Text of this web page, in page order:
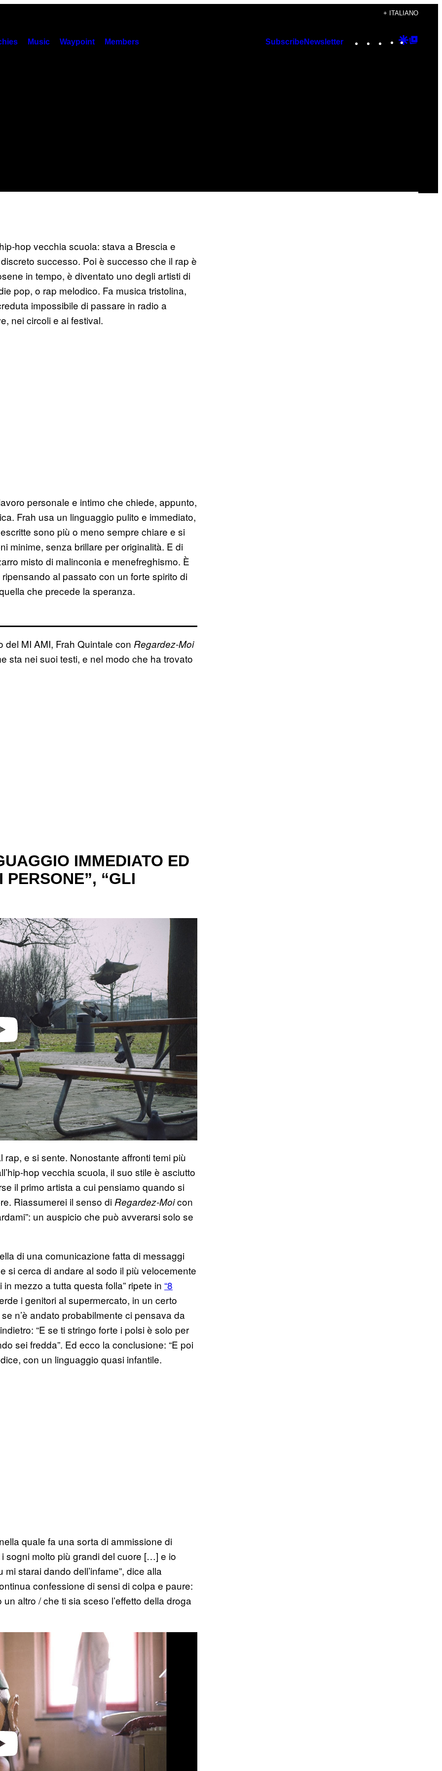
+ ITALIANO
Music Waypoint Members SubscribeNewsletter Instagram
TikTok
YouTube
Google
hip-hop vecchia scuola: stava a Brescia e
successo. Poi è successo che il rap è
in tempo, è diventato uno degli artisti di
pop, o rap melodico. Fa musica tristolina,
impossibile di passare in radio a
nei circoli e ai festival.
personale e intimo che chiede, appunto,
Frah usa un linguaggio pulito e immediato,
sono più o meno sempre chiare e si
minime, senza brillare per originalità. E di
misto di malinconia e menefreghismo. È
al passato con un forte spirito di
che precede la speranza.
del MI AMI, Frah Quintale con Regardez-Moi
sta nei suoi testi, e nel modo che ha trovato
IMMEDIATO ED
“GLI
e si sente. Nonostante affronti temi più
hop vecchia scuola, il suo stile è asciutto
il primo artista a cui pensiamo quando si
Riassumerei il senso di Regardez-Moicon
un auspicio che può avverarsi solo se
di una comunicazione fatta di messaggi
si cerca di andare al sodo il più velocemente
mezzo a tutta questa folla” ripete in “8
i genitori al supermercato, in un certo
n’è andato probabilmente ci pensava da
“E se ti stringo forte i polsi è solo per
sei fredda”. Ed ecco la conclusione: “E poi
con un linguaggio quasi infantile.
nella quale fa una sorta di ammissione di
sogni molto più grandi del cuore […] e io
starai dando dell’infame”, dice alla
confessione di sensi di colpa e paure:
altro / che ti sia sceso l’effetto della droga